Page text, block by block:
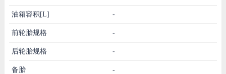
油箱容积[L] -
前轮胎规格 -
后轮胎规格 -
备胎 -